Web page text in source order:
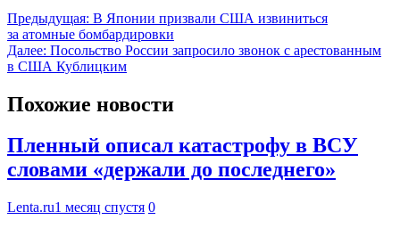
Предыдущая: В Японии призвали США извиниться
за атомные бомбардировки
Далее: Посольство России запросило звонок с арестованным
в США Кублицким
Похожие новости
Пленный описал катастрофу в ВСУ
словами «держали до последнего»
Lenta.ru1 месяц спустя 0